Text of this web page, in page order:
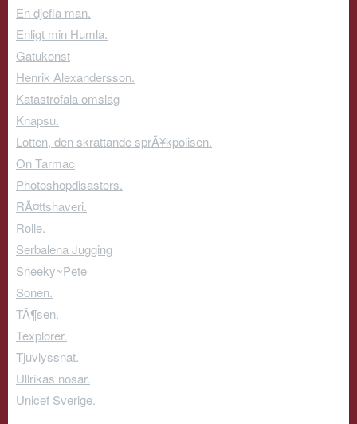
En djefla man.
Enligt min Humla.
Gatukonst
Henrik Alexandersson.
Katastrofala omslag
Knapsu.
Lotten, den skrattande sprÃ¥kpolisen.
On Tarmac
Photoshopdisasters.
RÃ¤ttshaveri.
Rolle.
Serbalena Jugging
Sneeky~Pete
Sonen.
TÃ¶sen.
Texplorer.
Tjuvlyssnat.
Ullrikas nosar.
Unicef Sverige.